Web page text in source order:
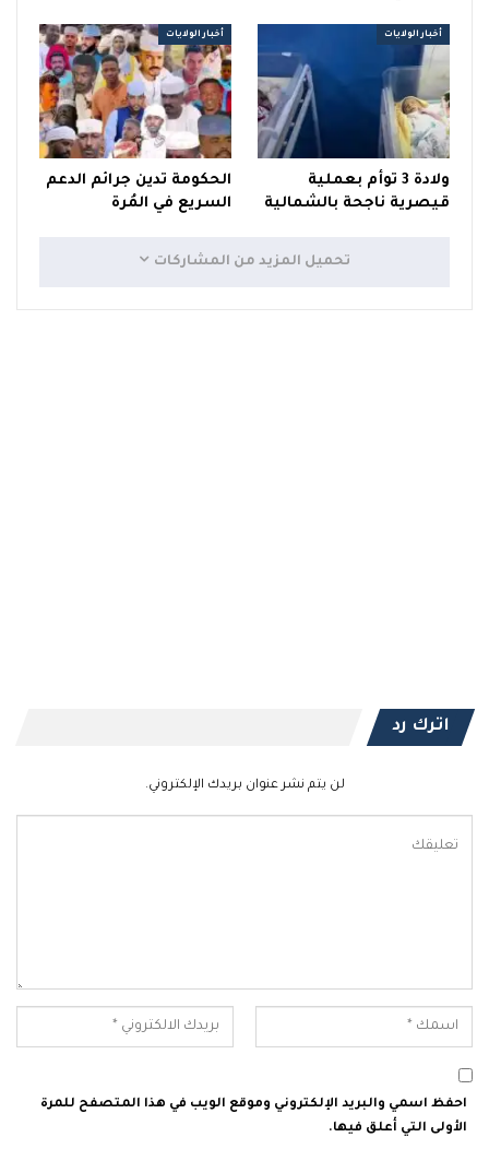
أخبار الولايات
ولادة 3 توأم بعملية
قيصرية ناجحة بالشمالية
أخبار الولايات
الحكومة تدين جرائم الدعم
السريع في المُرة
تحميل المزيد من المشاركات
اترك رد
لن يتم نشر عنوان بريدك الإلكتروني.
احفظ اسمي والبريد الإلكتروني وموقع الويب في هذا المتصفح للمرة
الأولى التي أعلق فيها.